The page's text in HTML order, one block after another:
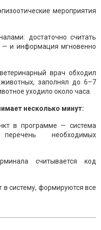
мероприятия
достаточно считать
— и информация мгновенно
врач обходил
заполнял до 6–7
уходило около часа.
несколько минут:
в программе — система
необходимых
считывается код
систему, формируются все